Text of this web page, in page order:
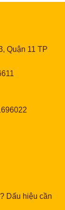
Quận 11 TP
Dấu hiệu cần